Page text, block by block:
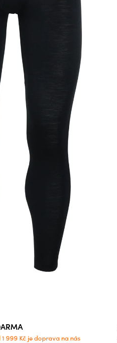
999 Kč je doprava na nás